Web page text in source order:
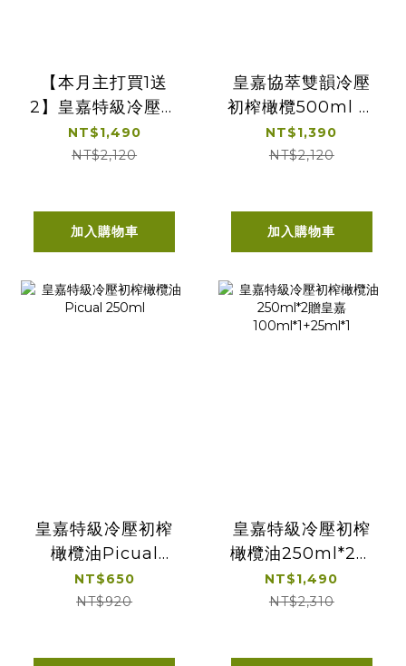
【本月主打買1送
2】皇嘉特級冷壓初
榨橄欖油
Arbequina
NT$1,490
NT$2,120
加入購物車
皇嘉協萃雙韻冷壓
初榨橄欖500ml 贈
皇嘉
100ml*1+25ml*1
NT$1,390
NT$2,120
加入購物車
皇嘉特級冷壓初榨
橄欖油Picual
250ml
NT$650
NT$920
皇嘉特級冷壓初榨
橄欖油250ml*2贈
皇嘉
100ml*1+25ml*1
NT$1,490
NT$2,310